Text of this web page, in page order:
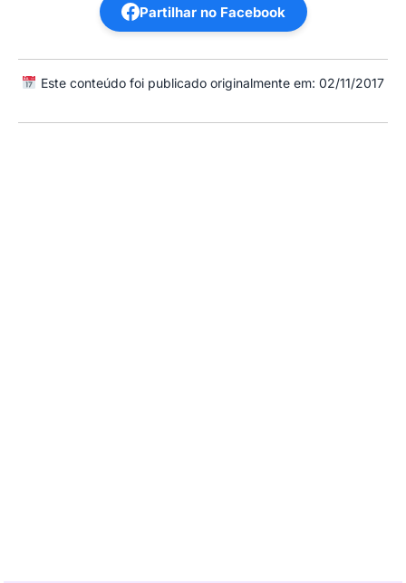
Partilhar no Facebook
Este conteúdo foi publicado originalmente em: 02/11/2017